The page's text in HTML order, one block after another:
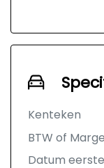
Hulp
Kenteken
BTW of Marge
Datum eerste